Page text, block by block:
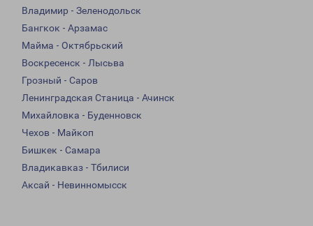
Владимир - Зеленодольск
Бангкок - Арзамас
Майма - Октябрьский
Воскресенск - Лысьва
Грозный - Саров
Ленинградская Станица - Ачинск
Михайловка - Буденновск
Чехов - Майкоп
Бишкек - Самара
Владикавказ - Тбилиси
Аксай - Невинномысск